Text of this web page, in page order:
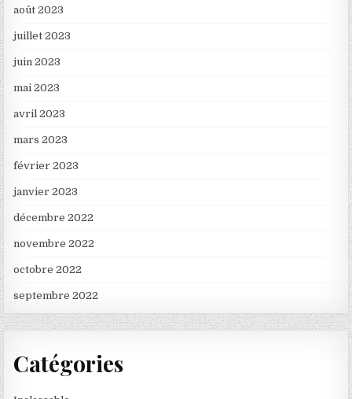
août 2023
juillet 2023
juin 2023
mai 2023
avril 2023
mars 2023
février 2023
janvier 2023
décembre 2022
novembre 2022
octobre 2022
septembre 2022
Catégories